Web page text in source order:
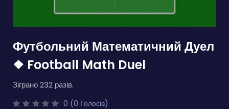
Футбольний Математичний Дуел
❖ Football Math Duel
Зіграно 232 разів.
0 (0 Голосів)